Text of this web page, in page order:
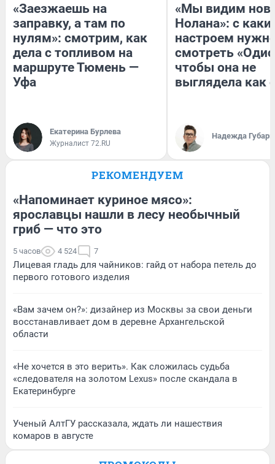
«Заезжаешь на
заправку, а там по
нулям»: смотрим, как
дела с топливом на
маршруте Тюмень —
Уфа
Екатерина Бурлева
Журналист 72.RU
«Мы видим
Нолана»: с
настроем
смотреть
чтобы она не
выглядела как
Надежда Губарь
РЕКОМЕНДУЕМ
«Напоминает куриное мясо»:
ярославцы нашли в лесу необычный
гриб — что это
5 часов 4 524 7
Лицевая гладь для чайников: гайд от набора петель до
первого готового изделия
«Вам зачем он?»: дизайнер из Москвы за свои деньги
восстанавливает дом в деревне Архангельской
области
«Не хочется в это верить». Как сложилась судьба
«следователя на золотом Lexus» после скандала в
Екатеринбурге
Ученый АлтГУ рассказала, ждать ли нашествия
комаров в августе